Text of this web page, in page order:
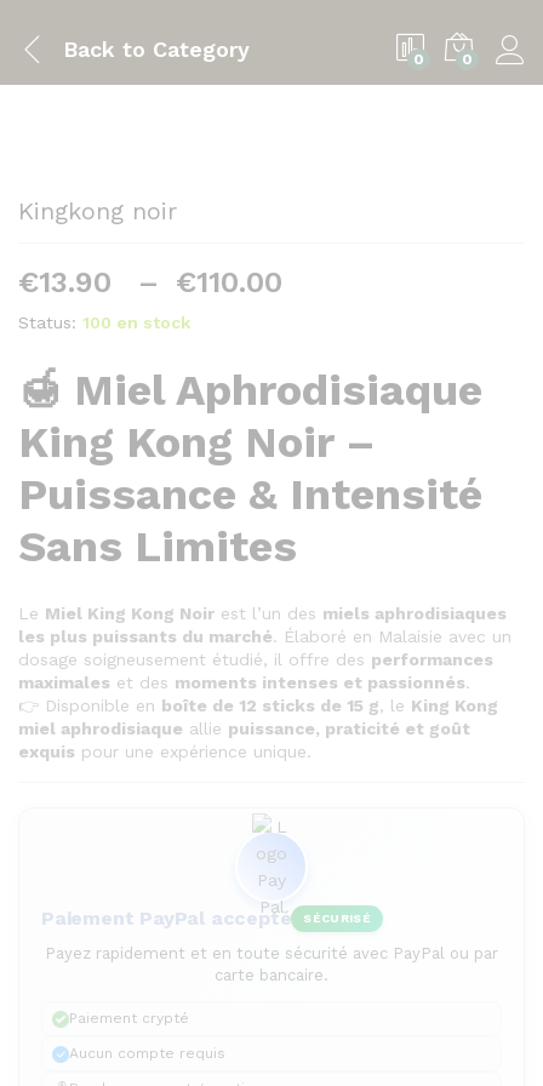
Back to Category 0 0
Kingkong noir
€13.90 – €110.00
€13.90
à
€110.00
Status: 100 en stock
🍯 Miel Aphrodisiaque
King Kong Noir –
Puissance & Intensité
Sans Limites
Le Miel King Kong Noir est l’un des miels aphrodisiaques
les plus puissants du marché. Élaboré en Malaisie avec un
dosage soigneusement étudié, il offre des performances
maximales et des moments intenses et passionnés.
👉 Disponible en boîte de 12 sticks de 15 g, le King Kong
miel aphrodisiaque allie puissance, praticité et goût
exquis pour une expérience unique.
Paiement PayPal accepté SÉCURISÉ
Payez rapidement et en toute sécurité avec PayPal ou par
carte bancaire.
Paiement crypté
Aucun compte requis